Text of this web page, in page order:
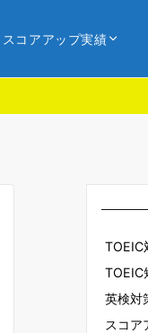
スコアアップ実績
TOEIC
TOEIC
英検対
スコア